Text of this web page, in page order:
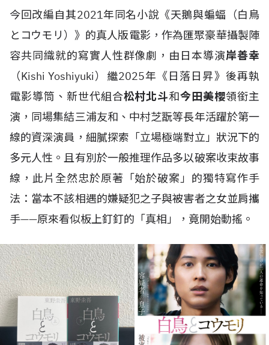
今回改編自其2021年同名小說《天鵝與蝙蝠（白鳥
とコウモリ）》的真人版電影，作為匯聚豪華攝製陣
容共同織就的寫實人性群像劇，由日本導演岸善幸
（Kishi Yoshiyuki）繼2025年《日落日昇》後再執
電影導筒、新世代組合松村北斗和今田美櫻領銜主
演，同場集結三浦友和、中村芝翫等長年活躍於第一
線的資深演員，細膩探索「立場極端對立」狀況下的
多元人性。且有別於一般推理作品多以破案收束故事
線，此片全然忠於原著「始於破案」的獨特寫作手
法：當本不該相遇的嫌疑犯之子與被害者之女並肩攜
手——原來看似板上釘釘的「真相」，竟開始動搖。